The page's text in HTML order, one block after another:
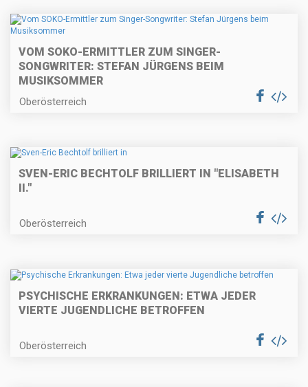
VOM SOKO-ERMITTLER ZUM SINGER-
SONGWRITER: STEFAN JÜRGENS BEIM
MUSIKSOMMER
Oberösterreich
SVEN-ERIC BECHTOLF BRILLIERT IN "ELISABETH
II."
Oberösterreich
PSYCHISCHE ERKRANKUNGEN: ETWA JEDER
VIERTE JUGENDLICHE BETROFFEN
Oberösterreich